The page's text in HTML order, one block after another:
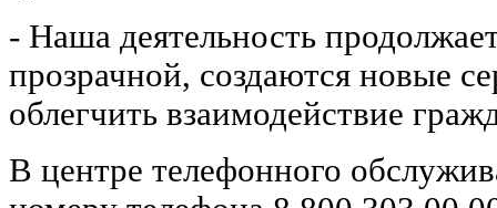
- Наша деятельность
прозрачной, создаются новые
облегчить взаимодействие
В центре телефонного